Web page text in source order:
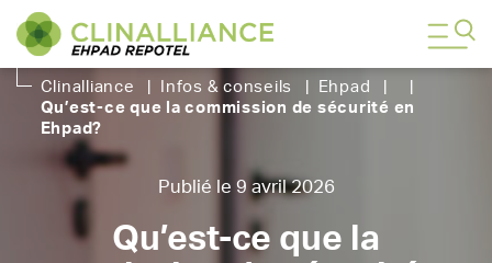
Clinalliance Infos & conseils Ehpad
Qu’est-ce que la commission de sécurité en
Ehpad?
Publié le 9 avril 2026
Qu’est-ce que la